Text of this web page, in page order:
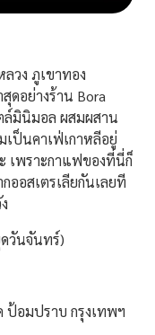
วง ภูเขาทอง
ดอย่างร้าน Bora
ล์มินิมอล ผสมผสาน
ป็นคาเฟ่เกาหลีอยู่
เพราะกาแฟของที่นี่ก็
อสเตรเลียกันเลยที
วันจันทร์)
ป้อมปราบ กรุงเทพฯ